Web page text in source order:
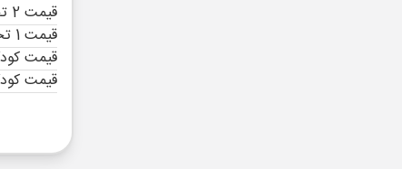
قیمت 2 تخته (هرنفر)
قیمت 1 تخته (هرنفر)
قیمت
قیمت